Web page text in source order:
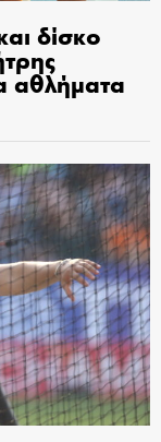
δίσκο
αθλήματα